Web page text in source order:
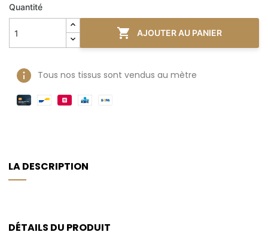
Quantité
 AJOUTER AU PANIER
Tous nos tissus sont vendus au mètre
LA DESCRIPTION
DÉTAILS DU PRODUIT